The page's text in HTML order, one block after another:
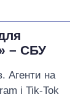
– СБУ
Агенти на
і Tik-Tok